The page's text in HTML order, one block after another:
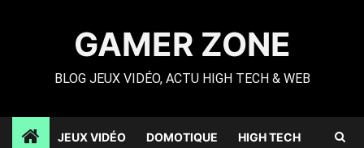
GAMER ZONE
BLOG JEUX VIDÉO, ACTU HIGH TECH & WEB
JEUX VIDÉO DOMOTIQUE HIGH TECH